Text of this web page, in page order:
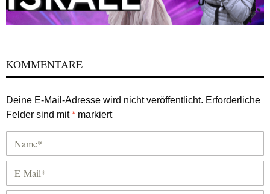
KOMMENTARE
Deine E-Mail-Adresse wird nicht veröffentlicht. Erforderliche
Felder sind mit* markiert